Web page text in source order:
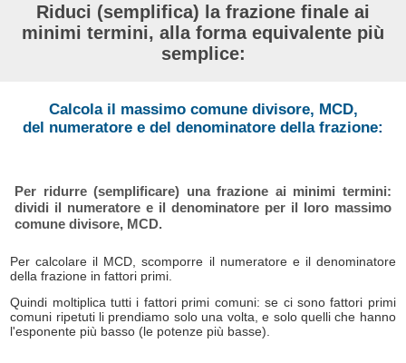
Riduci (semplifica) la frazione finale ai
minimi termini, alla forma equivalente più
semplice:
Calcola il massimo comune divisore, MCD,
del numeratore e del denominatore della frazione:
Per ridurre (semplificare) una frazione ai minimi termini:
dividi il numeratore e il denominatore per il loro massimo
comune divisore, MCD.
Per calcolare il MCD, scomporre il numeratore e il denominatore
della frazione in fattori primi.
Quindi moltiplica tutti i fattori primi comuni: se ci sono fattori primi
comuni ripetuti li prendiamo solo una volta, e solo quelli che hanno
l'esponente più basso (le potenze più basse).